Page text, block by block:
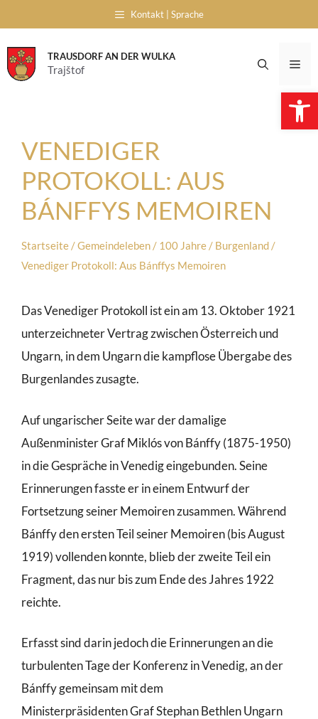
to
content
Kontakt | Sprache
TRAUSDORF AN DER WULKA
Trajštof
VENEDIGER
PROTOKOLL: AUS
BÁNFFYS MEMOIREN
Startseite /Gemeindeleben / 100 Jahre / Burgenland /
Venediger Protokoll: Aus Bánffys Memoiren
Das Venediger Protokoll ist ein am 13. Oktober 1921
unterzeichneter Vertrag zwischen Österreich und
Ungarn, in dem Ungarn die kampflose Übergabe des
Burgenlandes zusagte.
Auf ungarischer Seite war der damalige
Außenminister Graf Miklós von Bánffy (1875-1950)
in die Gespräche in Venedig eingebunden. Seine
Erinnerungen fasste er in einem Entwurf der
Fortsetzung seiner Memoiren zusammen. Während
Bánffy den ersten Teil seiner Memoiren (bis August
1919) vollenden konnte, blieb der zweite Teil ein
Fragment, das nur bis zum Ende des Jahres 1922
reichte.
Erfasst sind darin jedoch die Erinnerungen an die
turbulenten Tage der Konferenz in Venedig, an der
Bánffy gemeinsam mit dem
Ministerpräsidenten Graf Stephan Bethlen Ungarn